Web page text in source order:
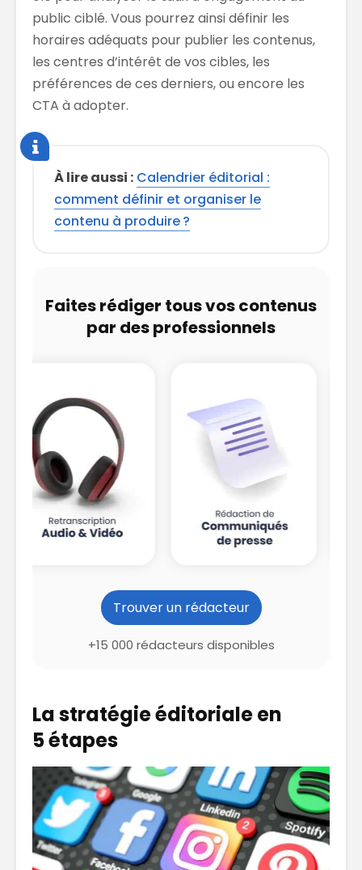
public ciblé. Vous pourrez ainsi définir les
horaires adéquats pour publier les contenus,
les centres d’intérêt de vos cibles, les
préférences de ces derniers, ou encore les
CTA à adopter.
À lire aussi : Calendrier éditorial :
comment définir et organiser le
contenu à produire ?
Faites rédiger tous vos contenus
par des professionnels
Trouver un rédacteur
+15 000 rédacteurs disponibles
La stratégie éditoriale en
5 étapes